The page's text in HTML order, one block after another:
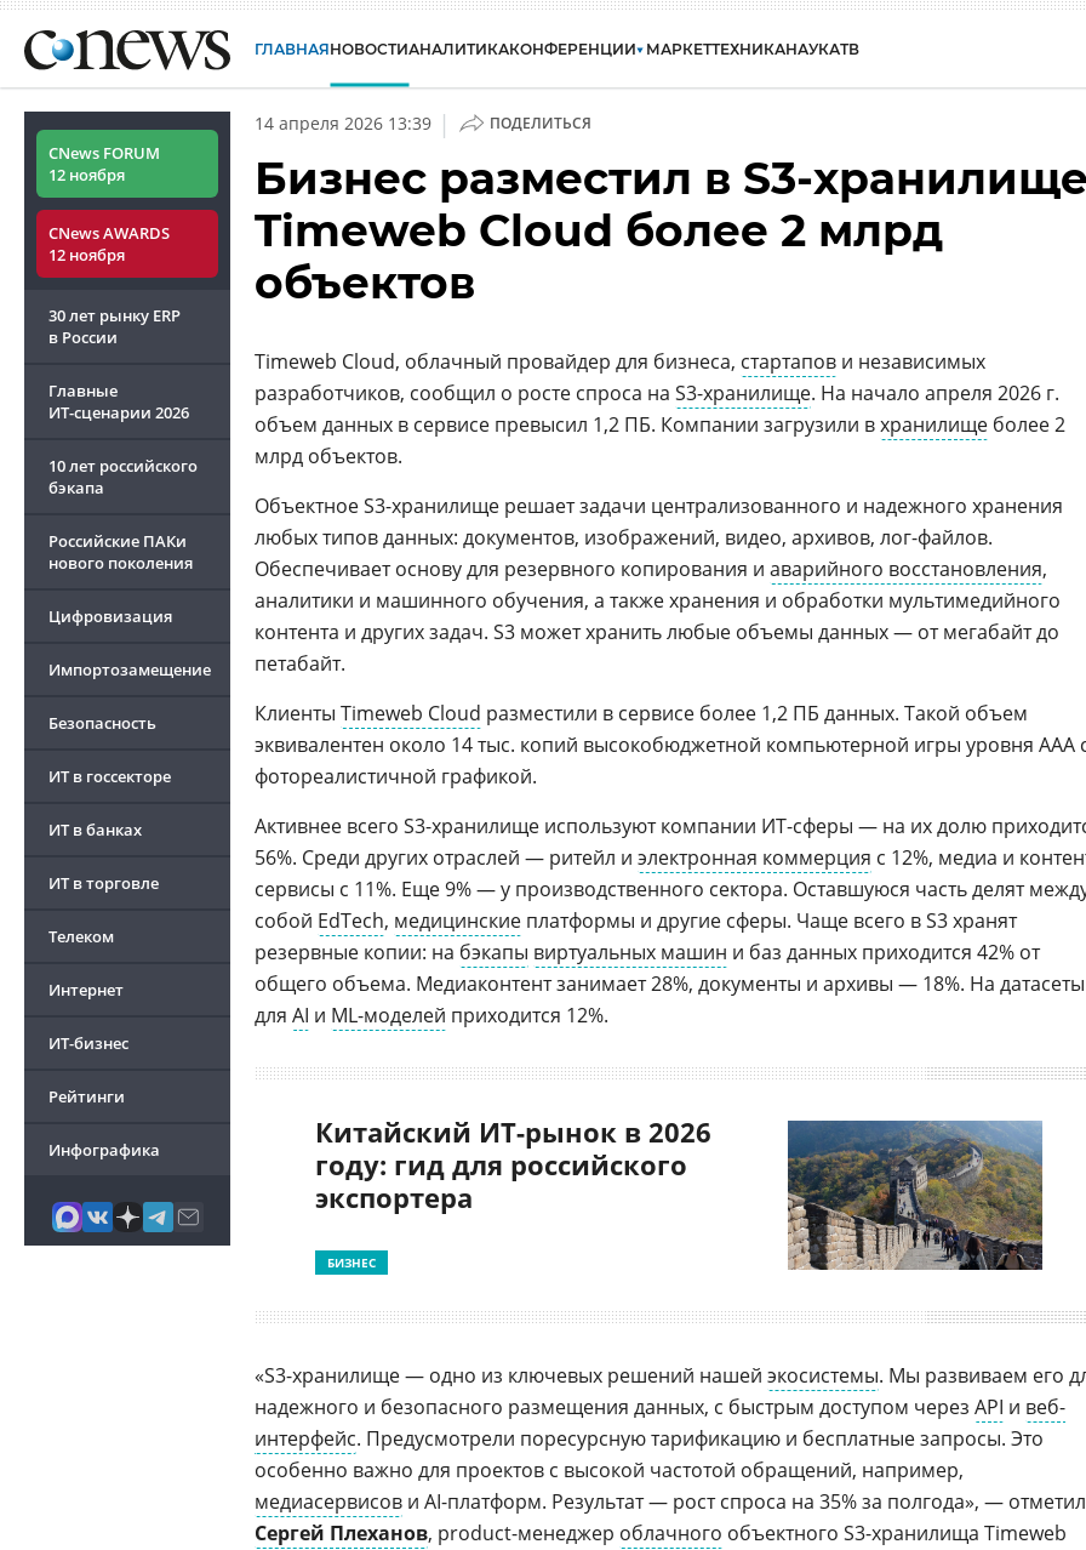
ГЛАВНАЯНОВОСТИАНАЛИТИКАКОНФЕРЕНЦИИ МАРКЕТТЕХНИКАНАУКАТВ
CNews FORUM
12 ноября
CNews AWARDS
12 ноября
30 лет рынку ERP
в России
Главные
ИТ-сценарии 2026
10 лет российского
бэкапа
Российские ПАКи
нового поколения
Цифровизация
Импортозамещение
Безопасность
ИТ в госсекторе
ИТ в банках
ИТ в торговле
Телеком
Интернет
ИТ-бизнес
Рейтинги
Инфографика
14 апреля 2026 13:39 | ПОДЕЛИТЬСЯ
Бизнес разместил в S3-
Timeweb Cloud более 2 млрд
объектов
Timeweb Cloud, облачный провайдер для бизнеса, стартапов и независимых
разработчиков, сообщил о росте спроса на S3-хранилище. На начало апреля 2026 г.
объем данных в сервисе превысил 1,2 ПБ. Компании загрузили вхранилище более 2
млрд объектов.
Объектное S3-хранилище решает задачи централизованного и надежного хранения
любых типов данных: документов, изображений, видео, архивов, лог-файлов.
Обеспечивает основу для резервного копирования и аварийного восстановления,
аналитики и машинного обучения, а также хранения и обработки мультимедийного
контента и других задач. S3 может хранить любые объемы данных — от мегабайт до
петабайт.
Клиенты Timeweb Cloud разместили в сервисе более 1,2 ПБ данных. Такой объем
эквивалентен около 14 тыс. копий высокобюджетной компьютерной игры уровня ААА
фотореалистичной графикой.
Активнее всего S3-хранилище используют компании ИТ-сферы — на их долю
56%. Среди других отраслей — ритейл и электронная коммерция с 12%, медиа и
сервисы с 11%. Еще 9% — у производственного сектора. Оставшуюся часть делят
собой EdTech, медицинские платформы и другие сферы. Чаще всего в S3 хранят
резервные копии: на бэкапы виртуальных машин и баз данных приходится 42% от
общего объема. Медиаконтент занимает 28%, документы и архивы — 18%. На датасеты
для AI и ML-моделей приходится 12%.
Китайский ИТ-рынок в 2026
году: гид для российского
экспортера
БИЗНЕС
«S3-хранилище — одно из ключевых решений нашей экосистемы. Мы развиваем его
надежного и безопасного размещения данных, с быстрым доступом через API и веб-
интерфейс. Предусмотрели поресурсную тарификацию и бесплатные запросы. Это
особенно важно для проектов с высокой частотой обращений, например,
медиасервисов и AI-платформ. Результат — рост спроса на 35% за полгода», — отметил
Сергей Плеханов, product-менеджер облачного объектного S3-хранилища Timeweb